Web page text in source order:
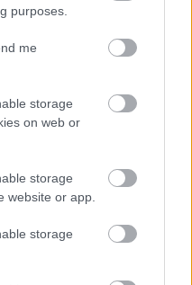
purposes.
me
storage
on web or
storage
website or app.
storage
pizsamák a
is felkészült a
és
illetve